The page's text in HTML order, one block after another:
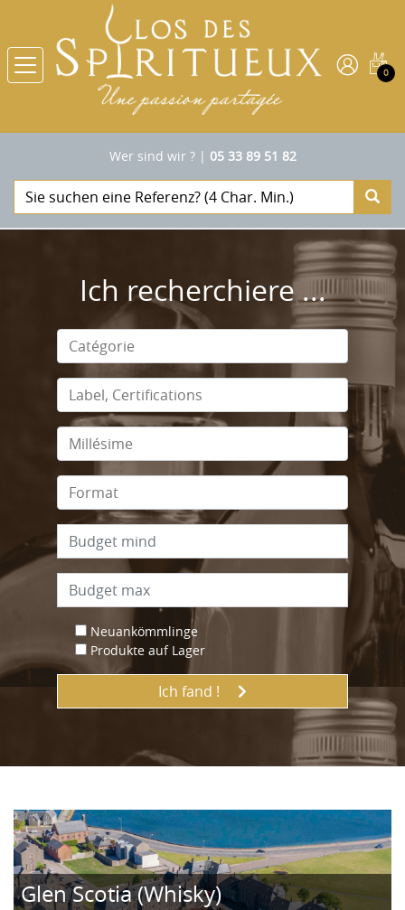
0
Wer sind wir ?| 05 33 89 51 82
Ich recherchiere ...
Neuankömmlinge
Produkte auf Lager
Ich fand !
Glen Scotia (Whisky)